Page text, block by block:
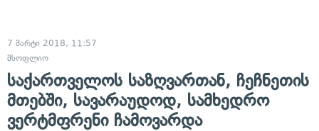
7 მარტი 2018, 11:57
მსოფლიო
საქართველოს საზღვართან, ჩეჩნეთის
მთებში, სავარაუდოდ, სამხედრო
ვერტმფრენი ჩამოვარდა